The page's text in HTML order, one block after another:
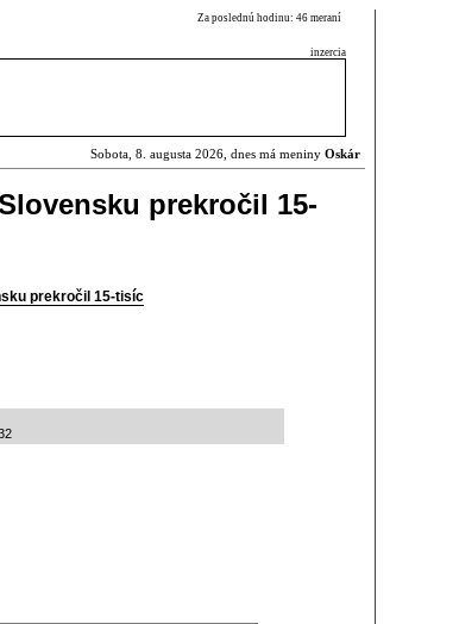
Za poslednú hodinu: 46 meraní
inzercia
Sobota, 8. augusta 2026, dnes má meniny Oskár
prekročil 15-
prekročil 15-tisíc